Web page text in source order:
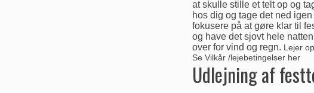
at skulle stille et telt op og
hos dig og tage det ned
fokusere på at gøre klar til
og have det sjovt hele
over for vind og regn. Lejer
Se Vilkår /lejebetingelser her
Udlejning af